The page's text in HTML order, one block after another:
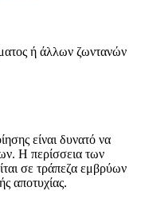
ή άλλων ζωντανών
είναι δυνατό να
Η περίσσεια των
σε τράπεζα εμβρύων
αποτυχίας.